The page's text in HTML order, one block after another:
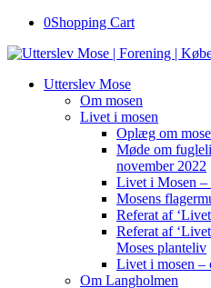
0Shopping Cart
Utterslev Mose
Om mosen
Livet i mosen
Oplæg om
Møde om
november 2022
Livet i Mosen –
Mosens
Referat af
Referat af
Moses planteliv
Livet i mosen –
Om Langholmen